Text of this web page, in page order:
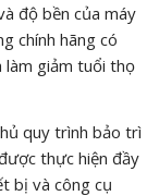
độ bền của máy
chính hãng có
làm giảm tuổi thọ
quy trình bảo trì
thực hiện đầy
bị và công cụ